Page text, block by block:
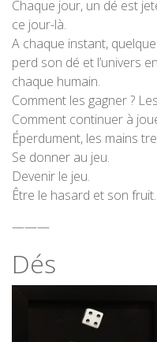
Chaque jour, un dé est
ce jour-là.
A chaque instant,
perd son dé et l’univers
chaque humain.
Comment les gagner ?
Comment continuer à
Éperdument, les mains
Se donner au jeu.
Devenir le jeu.
Être le hasard et son
———
Dés